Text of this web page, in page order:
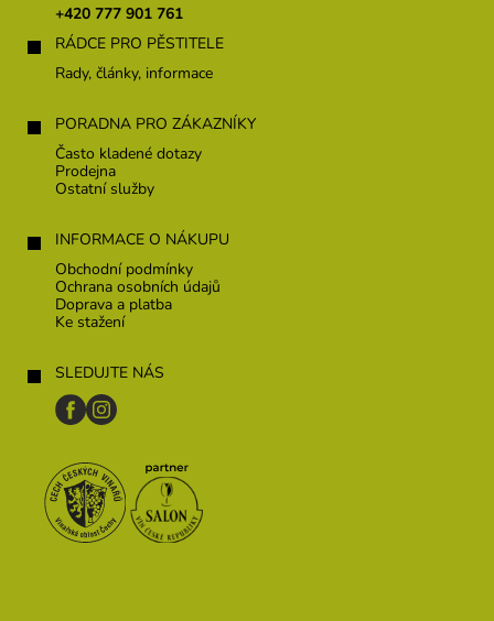
+420 777 901 761
RÁDCE PRO PĚSTITELE
Rady, články, informace
PORADNA PRO ZÁKAZNÍKY
Často kladené dotazy
Prodejna
Ostatní služby
INFORMACE O NÁKUPU
Obchodní podmínky
Ochrana osobních údajů
Doprava a platba
Ke stažení
SLEDUJTE NÁS